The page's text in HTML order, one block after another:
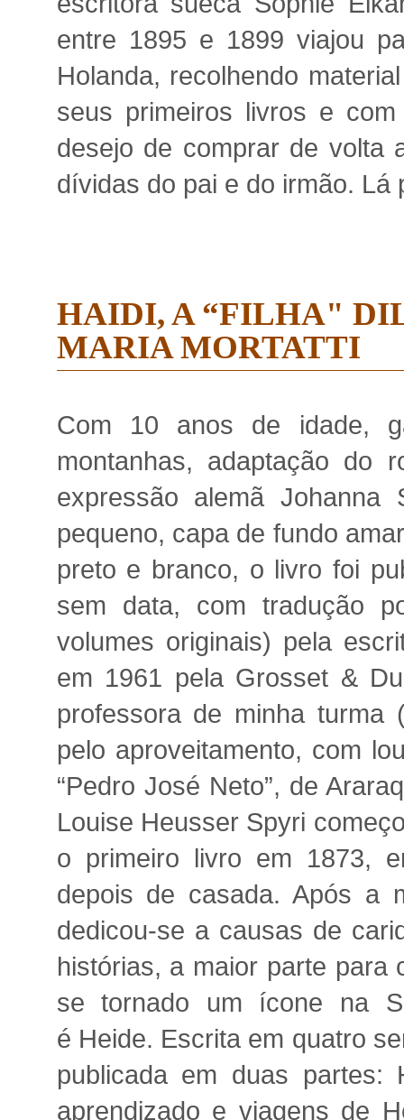
entre 1895 e 1899 viajou
Holanda, recolhendo
seus primeiros livros e
desejo de comprar de volta
dívidas do pai e do irmão.
HAIDI, A “FILHA"
MARIA MORTATTI
Com 10 anos de idade,
montanhas, adaptação do
expressão alemã Johanna
pequeno, capa de fundo
preto e branco, o livro foi
sem data, com tradução
volumes originais) pela
em 1961 pela Grosset &
professora de minha turma
pelo aproveitamento, com
“Pedro José Neto”, de
Louise Heusser Spyri
o primeiro livro em 1873,
depois de casada. Após a
dedicou-se a causas de
histórias, a maior parte para
se tornado um ícone na
é Heide. Escrita em quatro
publicada em duas partes:
aprendizado e viagens de